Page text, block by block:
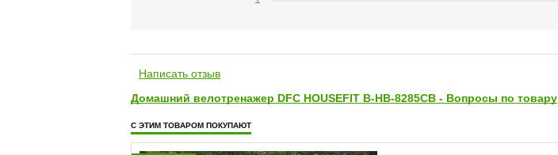
Написать отзыв
Домашний велотренажер DFC HOUSEFIT B-HB-8285CB - Вопросы по товару
С ЭТИМ ТОВАРОМ ПОКУПАЮТ